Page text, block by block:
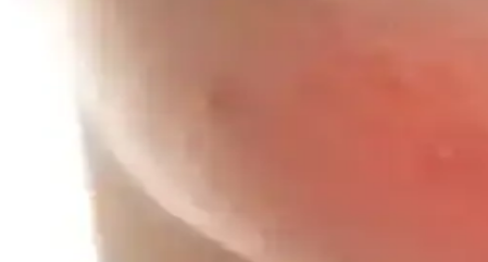
pudra ve bronzer gibi temel ürünlerin doğru seçimi ve
ve Kalıcı Doğal Dudak Renkleri
doğal ve kalıcı renkler sunar. Farklı cilt tonlarına uyumlu renk